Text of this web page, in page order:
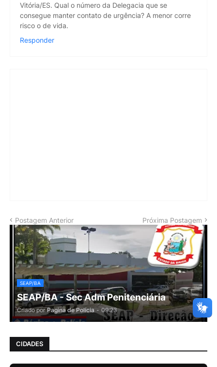
Vitória/ES. Qual o número da Delegacia que se
consegue manter contato de urgência? A menor corre
risco o de vida.
Responder
Postagem Anterior Próxima Postagem
SEAP/BA
SEAP/BA - Sec Adm Penitenciária
Criado por Pagina de Polícia - 09:23
CIDADES